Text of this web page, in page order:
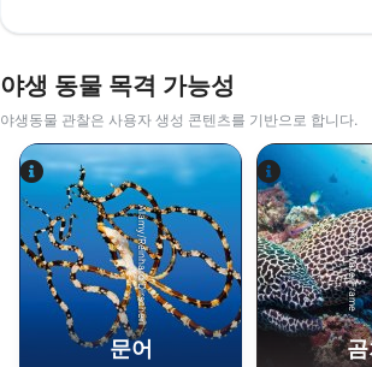
야생 동물 목격 가능성
야생동물 관찰은 사용자 생성 콘텐츠를 기반으로 합니다.
Alamy/Reinhard Dirscherl
문어
Alamy-WaterFrame